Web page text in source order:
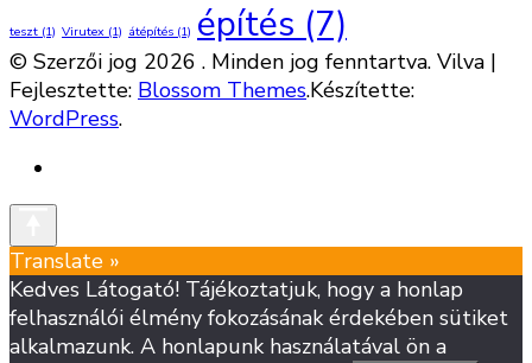
teszt (1) Virutex (1) átépítés (1) építés (7)
© Szerzői jog 2026 . Minden jog fenntartva. Vilva |
Fejlesztette: Blossom Themes.Készítette:
WordPress.
Translate »
Kedves Látogató! Tájékoztatjuk, hogy a honlap
felhasználói élmény fokozásának érdekében sütiket
alkalmazunk. A honlapunk használatával ön a